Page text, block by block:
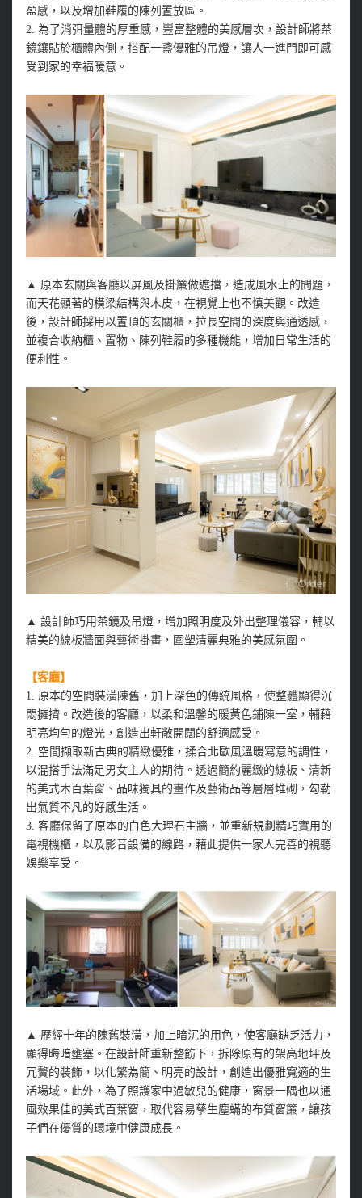
盈感，以及增加鞋履的陳列置放區。
2. 為了消弭量體的厚重感，豐富整體的美感層次，設計師將茶
鏡鑲貼於櫃體內側，搭配一盞優雅的吊燈，讓人一進門即可感
受到家的幸福暖意。
▲ 原本玄關與客廳以屏風及掛簾做遮擋，造成風水上的問題，
而天花顯著的橫梁結構與木皮，在視覺上也不慎美觀。改造
後，設計師採用以置頂的玄關櫃，拉長空間的深度與通透感，
並複合收納櫃、置物、陳列鞋履的多種機能，增加日常生活的
便利性。
▲ 設計師巧用茶鏡及吊燈，增加照明度及外出整理儀容，輔以
精美的線板牆面與藝術掛畫，圍塑清麗典雅的美感氛圍。
【客廳】
1. 原本的空間裝潢陳舊，加上深色的傳統風格，使整體顯得沉
悶擁擠。改造後的客廳，以柔和溫馨的暖黃色鋪陳一室，輔藉
明亮均勻的燈光，創造出軒敞開闊的舒適感受。
2. 空間擷取新古典的精緻優雅，揉合北歐風溫暖寫意的調性，
以混搭手法滿足男女主人的期待。透過簡約麗緻的線板、清新
的美式木百葉窗、品味獨具的畫作及藝術品等層層堆砌，勾勒
出氣質不凡的好感生活。
3. 客廳保留了原本的白色大理石主牆，並重新規劃精巧實用的
電視機櫃，以及影音設備的線路，藉此提供一家人完善的視聽
娛樂享受。
▲ 歷經十年的陳舊裝潢，加上暗沉的用色，使客廳缺乏活力，
顯得晦暗壅塞。在設計師重新整飭下，拆除原有的架高地坪及
冗贅的裝飾，以化繁為簡、明亮的設計，創造出優雅寬適的生
活場域。此外，為了照護家中過敏兒的健康，窗景一隅也以通
風效果佳的美式百葉窗，取代容易孳生塵蟎的布質窗簾，讓孩
子們在優質的環境中健康成長。